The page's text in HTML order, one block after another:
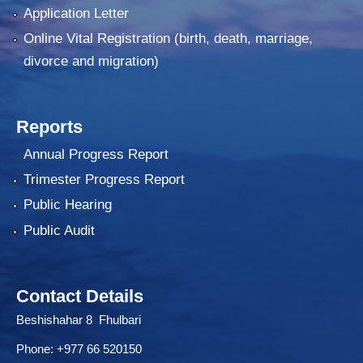
Application Letter
Online Vital Registration (birth, death, marriage,
divorce and migration)
Reports
Annual Progress Report
Trimester Progress Report
Public Hearing
Public Audit
Contact Details
Beshishahar 8 Fhulbari
Phone: +977 66 520150